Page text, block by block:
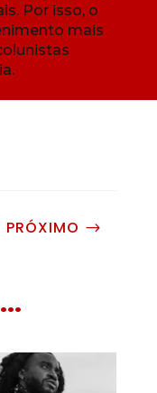
Por isso, o
mais
PRÓXIMO $